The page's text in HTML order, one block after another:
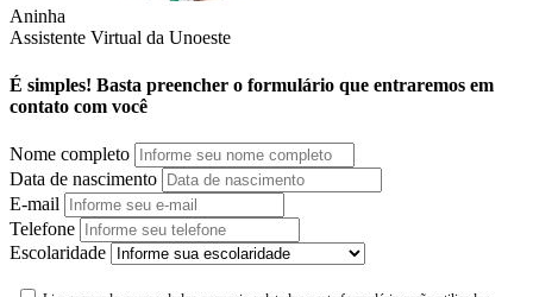
Aninha
Assistente Virtual da Unoeste
É simples! Basta preencher o formulário que entraremos em
contato com você
Nome completo
Data de nascimento
E-mail
Telefone
Escolaridade